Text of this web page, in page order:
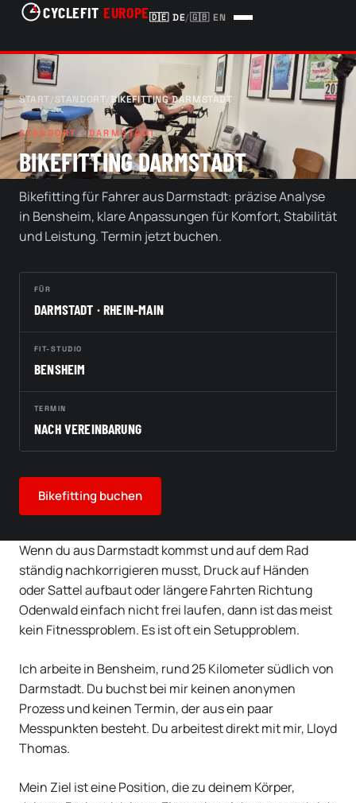
CYCLEFIT EUROPE🇩🇪 DE/🇬🇧 EN
START/STANDORT BIKEFITTING DARMSTADT
STANDORT · DARMSTADT
BIKEFITTING DARMSTADT
Bikefitting für Fahrer aus Darmstadt: präzise Analyse
in Bensheim, klare Anpassungen für Komfort, Stabilität
und Leistung. Termin jetzt buchen.
FÜR
DARMSTADT · RHEIN-MAIN
FIT-STUDIO
BENSHEIM
TERMIN
NACH VEREINBARUNG
Bikefitting buchen
Wenn du aus Darmstadt kommst und auf dem Rad
ständig nachkorrigieren musst, Druck auf Händen
oder Sattel aufbaut oder längere Fahrten Richtung
Odenwald einfach nicht frei laufen, dann ist das meist
kein Fitnessproblem. Es ist oft ein Setupproblem.
Ich arbeite in Bensheim, rund 25 Kilometer südlich von
Darmstadt. Du buchst bei mir keinen anonymen
Prozess und keinen Termin, der aus ein paar
Messpunkten besteht. Du arbeitest direkt mit mir, Lloyd
Thomas.
Mein Ziel ist eine Position, die zu deinem Körper,